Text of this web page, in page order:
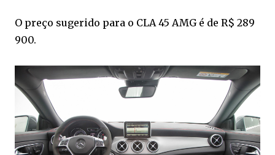
O preço sugerido para o CLA 45 AMG é de R$ 289
900.